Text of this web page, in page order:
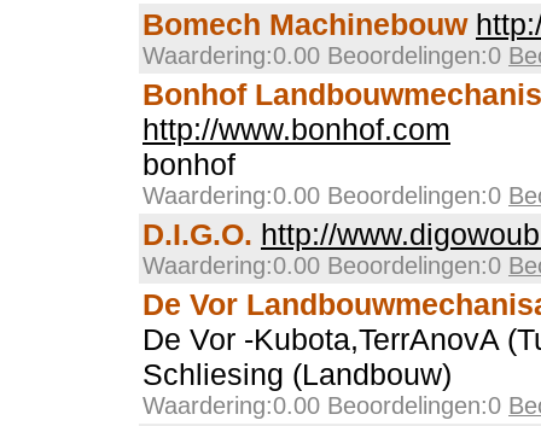
Bomech Machinebouw
Waardering:0.00 Beoordelingen:0
Bonhof
http://www.bonhof.com
bonhof
Waardering:0.00 Beoordelingen:0
D.I.G.O. http://
Waardering:0.00 Beoordelingen:0
De Vor
De Vor -Kubota,TerrAnovA
Schliesing (Landbouw)
Waardering:0.00 Beoordelingen:0